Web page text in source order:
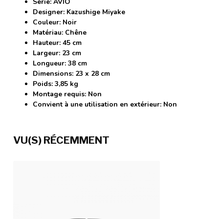
Série: AVIO
Designer: Kazushige Miyake
Couleur: Noir
Matériau: Chêne
Hauteur: 45 cm
Largeur: 23 cm
Longueur: 38 cm
Dimensions: 23 x 28 cm
Poids: 3,85 kg
Montage requis: Non
Convient à une utilisation en extérieur: Non
VU(S) RÉCEMMENT